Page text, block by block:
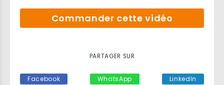
Commander cette vidéo
PARTAGER SUR
Facebook WhatsApp LinkedIn